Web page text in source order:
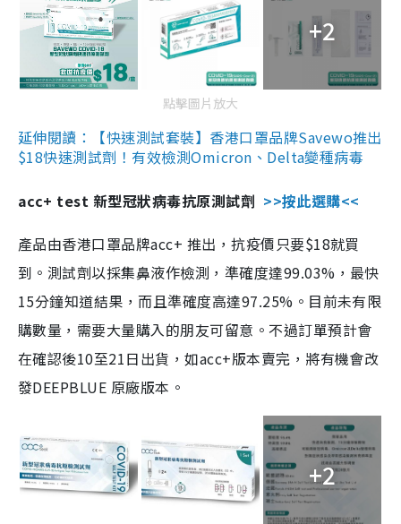
+2
點擊圖片放大
延伸閱讀：【快速測試套裝】香港口罩品牌Savewo推出
$18快速測試劑！有效檢測Omicron、Delta變種病毒
acc+ test 新型冠狀病毒抗原測試劑 >>按此選購<<
產品由香港口罩品牌acc+ 推出，抗疫價只要$18就買
到。測試劑以採集鼻液作檢測，準確度達99.03%，最快
15分鐘知道結果，而且準確度高達97.25%。目前未有限
購數量，需要大量購入的朋友可留意。不過訂單預計會
在確認後10至21日出貨，如acc+版本賣完，將有機會改
發DEEPBLUE 原廠版本。
+2